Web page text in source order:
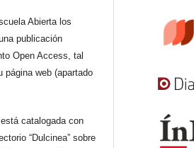
Abierta los
publicación
Open Access, tal
página web (apartado
catalogada con
“Dulcinea” sobre